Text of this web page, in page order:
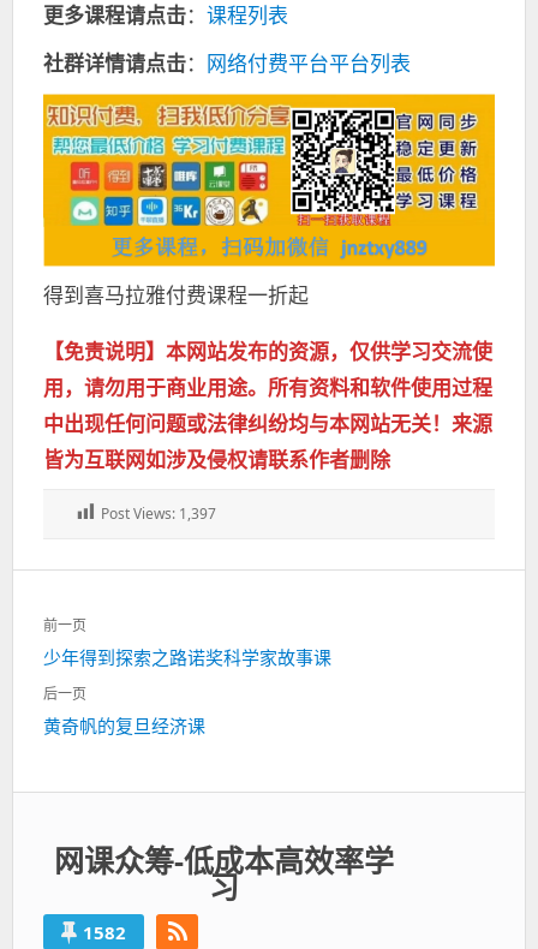
更多课程请点击： 课程列表
社群详情请点击： 网络付费平台平台列表
得到喜马拉雅付费课程一折起
【免责说明】本网站发布的资源，仅供学习交流使
用，请勿用于商业用途。所有资料和软件使用过程
中出现任何问题或法律纠纷均与本网站无关！来源
皆为互联网如涉及侵权请联系作者删除
Post Views: 1,397
文
章
导
航
前一页
上
一
少年得到探索之路诺奖科学家故事课
后一页
下
黄奇帆的复旦经济课
网课众筹-低成本高效率学
习
1582